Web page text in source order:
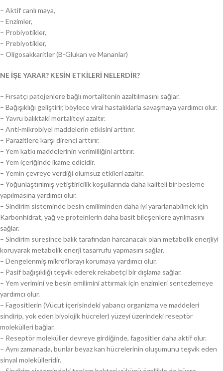
– Aktif canlı maya,
– Enzimler,
– Probiyotikler,
– Prebiyotikler,
– Oligosakkaritler (B-Glukan ve Mananlar)
NE İŞE YARAR? KESİN ETKİLERİ NELERDİR?
– Fırsatçı patojenlere bağlı mortalitenin azaltılmasını sağlar.
– Bağışıklığı geliştirir, böylece viral hastalıklarla savaşmaya yardımcı olur.
– Yavru balıktaki mortaliteyi azaltır.
– Anti-mikrobiyel maddelerin etkisini arttırır.
– Parazitlere karşı direnci arttırır.
– Yem katkı maddelerinin verimliliğini arttırır.
– Yem içeriğinde ikame edicidir.
– Yemin çevreye verdiği olumsuz etkileri azaltır.
– Yoğunlaştırılmış yetiştiricilik koşullarında daha kaliteli bir besleme
yapılmasına yardımcı olur.
– Sindirim sisteminde besin emiliminden daha iyi yararlanabilmek için
Karbonhidrat, yağ ve proteinlerin daha basit bileşenlere ayrılmasını
sağlar.
– Sindirim süresince balık tarafından harcanacak olan metabolik enerjiiyi
koruyarak metabolik enerji tasarrufu yapmasını sağlar.
– Dengelenmiş mikroflorayı korumaya yardımcı olur.
– Pasif bağışıklığı teşvik ederek rekabetçi bir dışlama sağlar.
– Yem verimini ve besin emilimini attırmak için enzimleri sentezlemeye
yardımcı olur.
– Fagositlerin (Vücut içerisindeki yabancı organizma ve maddeleri
sindirip, yok eden biyolojik hücreler) yüzeyi üzerindeki reseptör
molekülleri bağlar.
– Reseptör moleküller devreye girdiğinde, fagositler daha aktif olur.
– Aynı zamanada, bunlar beyaz kan hücrelerinin oluşumunu teşvik eden
sinyal molekülleridir.